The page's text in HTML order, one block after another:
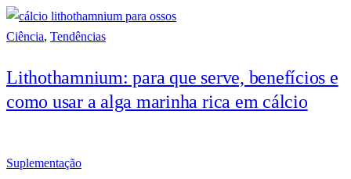
Ciência, Tendências
Lithothamnium: para que serve, benefícios e
como usar a alga marinha rica em cálcio
Suplementação